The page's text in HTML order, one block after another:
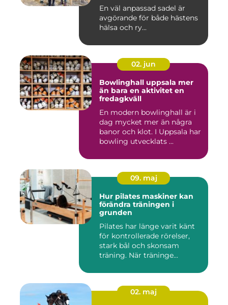
En väl anpassad sadel är
avgörande för både hästens
hälsa och ry...
02. jun
Bowlinghall uppsala mer
än bara en aktivitet en
fredagkväll
En modern bowlinghall är i
dag mycket mer än några
banor och klot. I Uppsala har
bowling utvecklats ...
09. maj
Hur pilates maskiner kan
förändra träningen i
grunden
Pilates har länge varit känt
för kontrollerade rörelser,
stark bål och skonsam
träning. När träninge...
02. maj